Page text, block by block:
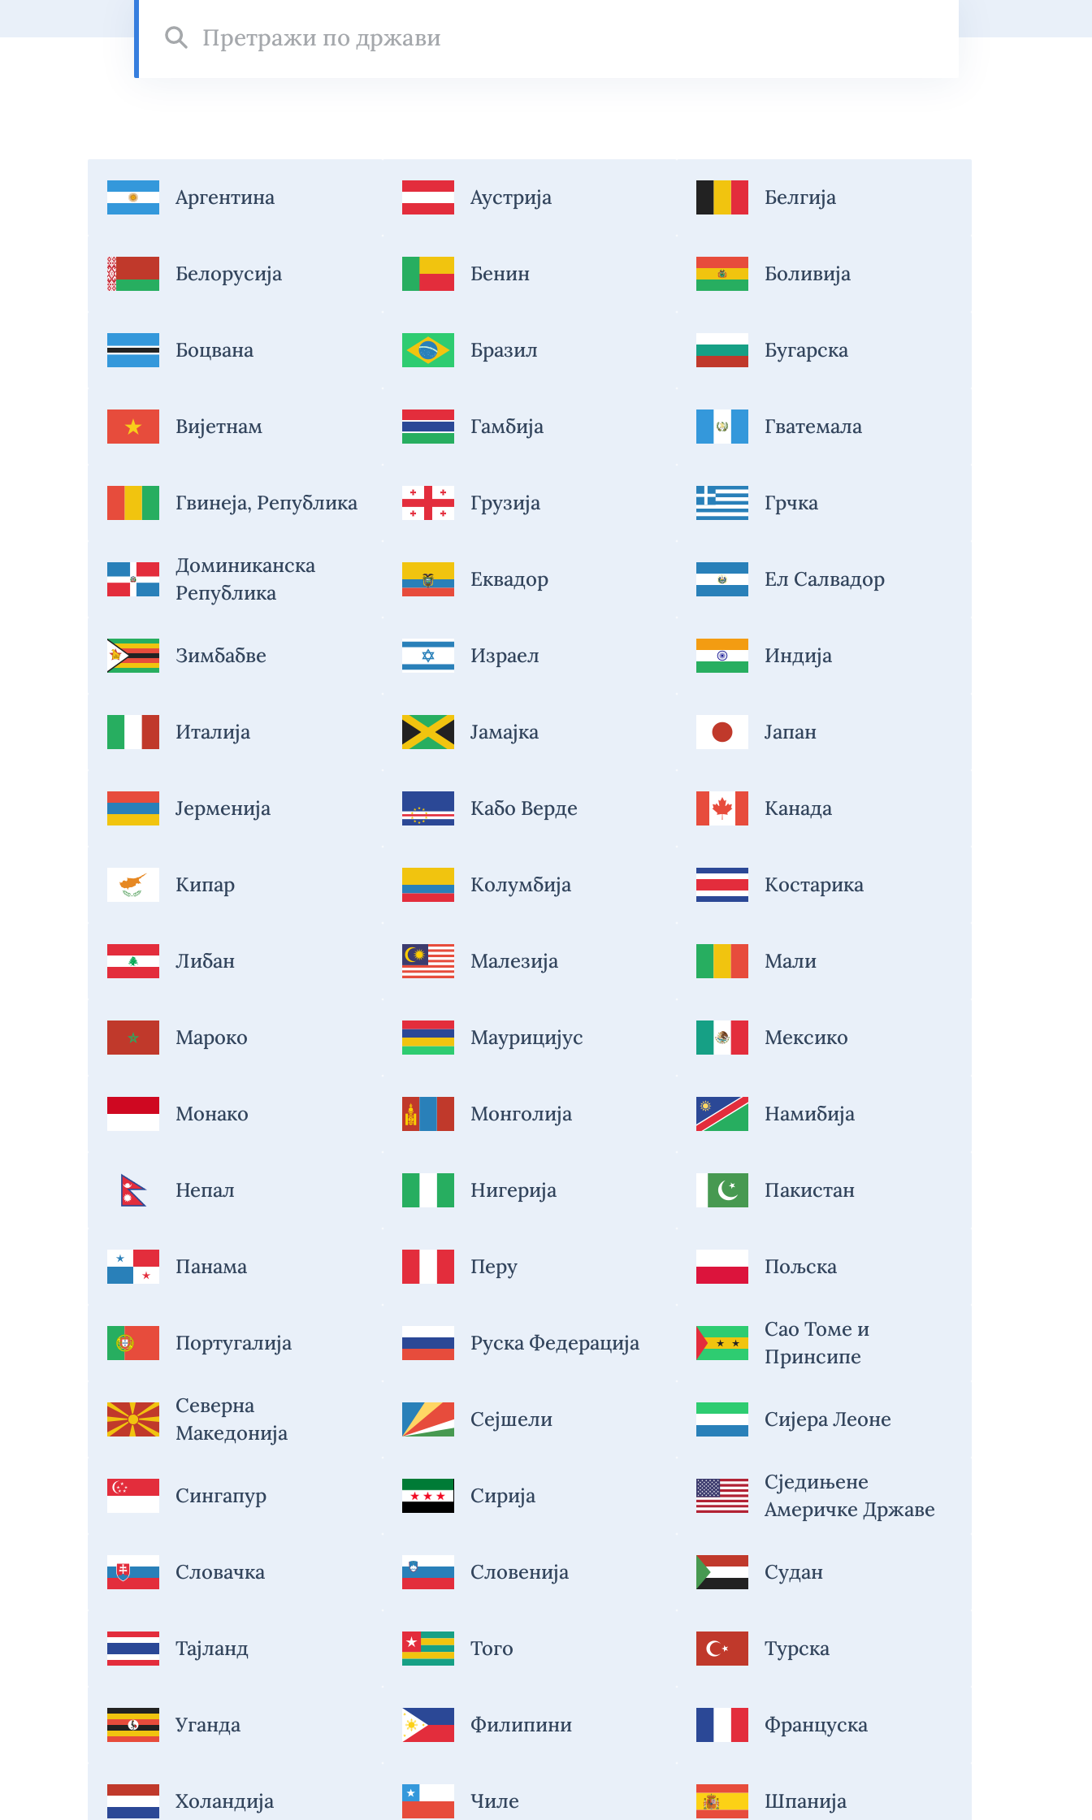
држави
Аргентина Аустрија Белгија
Белорусија Бенин Боливија
Боцвана Бразил Бугарска
Вијетнам Гамбија Гватемала
Гвинеја, Република Грузија Грчка
Доминиканска
Република
Еквадор Ел Салвадор
Зимбабве Израел Индија
Италија Јамајка Јапан
Јерменија Кабо Верде Канада
Кипар Колумбија Костарика
Либан Малезија Мали
Мароко Маурицијус Мексико
Монако Монголија Намибија
Непал Нигерија Пакистан
Панама Перу Пољска
Португалија Руска Федерација
Сао Томе и
Принсипе
Северна
Македонија
Сејшели Сијера Леоне
Сингапур Сирија
Сједињене
Америчке Државе
Словачка Словенија Судан
Тајланд Того Турска
Уганда Филипини Француска
Холандија Чиле Шпанија